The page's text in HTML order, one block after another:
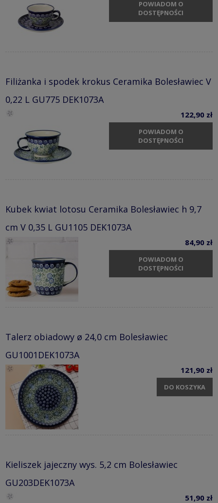
POWIADOM O
DOSTĘPNOŚCI
Filiżanka i spodek krokus Ceramika Bolesławiec V
0,22 L GU775 DEK1073A
122,90 zł
POWIADOM O
DOSTĘPNOŚCI
Kubek kwiat lotosu Ceramika Bolesławiec h 9,7
cm V 0,35 L GU1105 DEK1073A
84,90 zł
POWIADOM O
DOSTĘPNOŚCI
Talerz obiadowy ø 24,0 cm Bolesławiec
GU1001DEK1073A
121,90 zł
DO KOSZYKA
Kieliszek jajeczny wys. 5,2 cm Bolesławiec
GU203DEK1073A
51,90 zł